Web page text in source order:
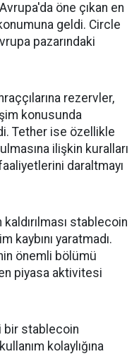
öne çıkan en
geldi. Circle
pazarındaki
rezervler,
konusunda
Tether ise özellikle
ilişkin kuralları
daraltmayı
stablecoin
kaybını yaratmadı.
önemli bölümü
piyasa aktivitesi
bir stablecoin
kolaylığına